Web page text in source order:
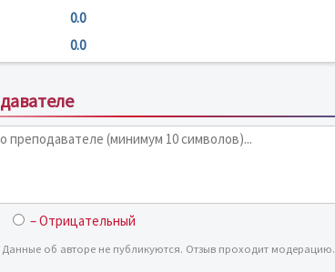
0.0
0.0
– Отрицательный
Данные об авторе не публикуются. Отзыв проходит модерацию.